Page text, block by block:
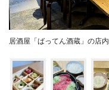
居酒屋「ばってん酒蔵」の店内